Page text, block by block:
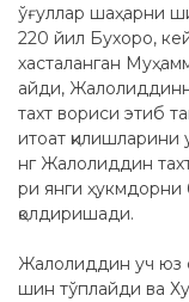
ўғуллар шаҳарни
220 йил Бухоро,
хасталанган
айди,
тахт вориси этиб
итоат
нг Жалолиддин
ри янги ҳукмдорни
қолдиришади.
Жалолиддин уч юз
шин тўплайди ва